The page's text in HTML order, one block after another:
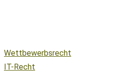
Wettbewerbsrecht
IT-Recht